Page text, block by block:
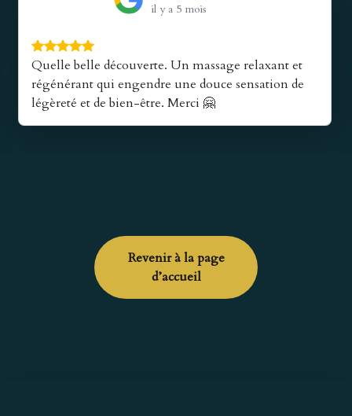
il y a 5 mois
Quelle belle découverte. Un massage relaxant et
régénérant qui engendre une douce sensation de
légèreté et de bien-être. Merci 🤗
Revenir à la page
d’accueil